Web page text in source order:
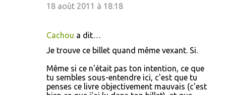
18 août 2011 à 18:18
Cachou a dit…
Je trouve ce billet quand même vexant. Si.
Même si ce n'était pas ton intention, ce que
tu sembles sous-entendre ici, c'est que tu
penses ce livre objectivement mauvais (c'est